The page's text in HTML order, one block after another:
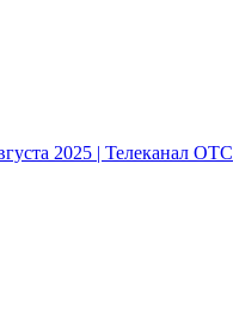
2025 | Телеканал ОТС